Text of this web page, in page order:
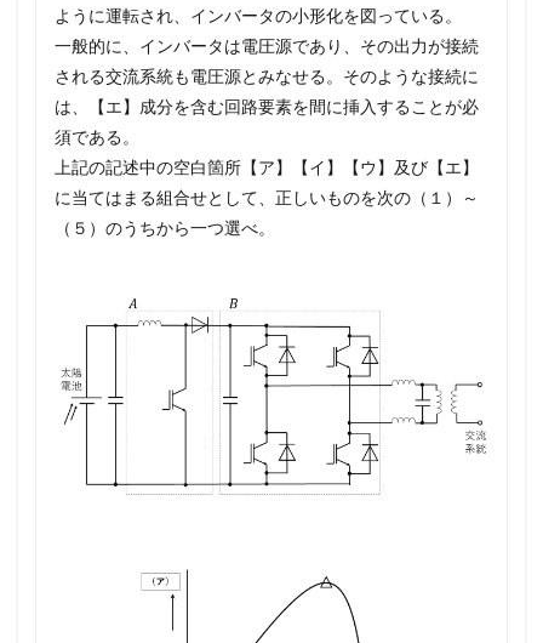
ように運転され、インバータの小形化を図っている。
一般的に、インバータは電圧源であり、その出力が接続
される交流系統も電圧源とみなせる。そのような接続に
は、【エ】成分を含む回路要素を間に挿入することが必
須である。
上記の記述中の空白箇所【ア】【イ】【ウ】及び【エ】
に当てはまる組合せとして、正しいものを次の（１）～
（５）のうちから一つ選べ。